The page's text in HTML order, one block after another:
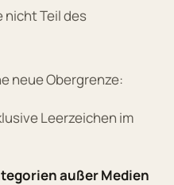
nicht Teil des
neue Obergrenze:
Leerzeichen im
außer Medien